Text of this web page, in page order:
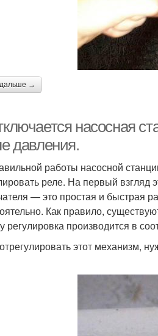
дальше →
насосная
давления.
работы насосной
реле. На первый взгляд
— это простая и быстрая
Как правило,
регулировка производится в
этот механизм,